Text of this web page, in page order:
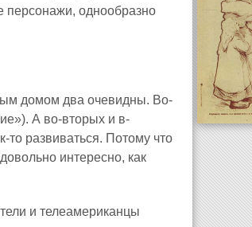
персонажи, однообразно
домом два очевидны. Во-
А во-вторых и в-
развиваться. Потому что
интересно, как
и телеамериканцы